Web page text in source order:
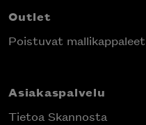
Outlet
Poistuvat mallikappaleet
Asiakaspalvelu
Tietoa Skannosta